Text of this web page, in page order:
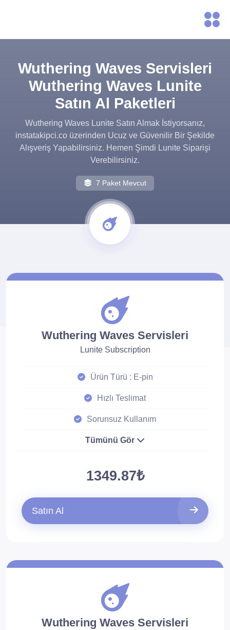
Wuthering Waves Servisleri
Wuthering Waves Lunite
Satın Al Paketleri
Wuthering Waves Lunite Satın Almak İstiyorsanız,
instatakipci.co üzerinden Ucuz ve Güvenilir Bir Şekilde
Alışveriş Yapabilirsiniz. Hemen Şimdi Lunite Siparişi
Verebilirsiniz.
7 Paket Mevcut
Wuthering Waves Servisleri
Lunite Subscription
Ürün Türü : E-pin
Hızlı Teslimat
Sorunsuz Kullanım
Tümünü Gör
1349.87₺
Satın Al
Wuthering Waves Servisleri